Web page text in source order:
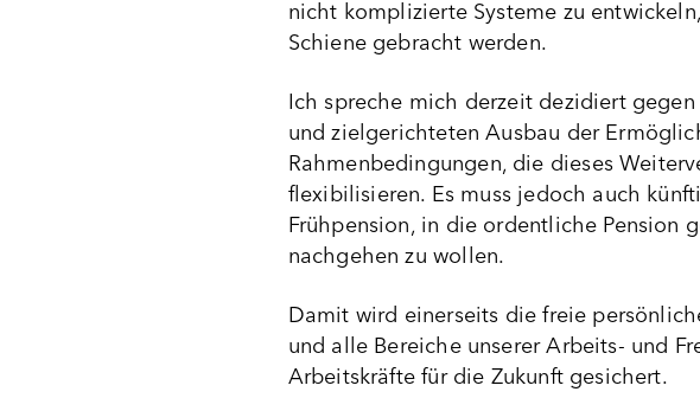
nicht komplizierte Systeme zu
Schiene gebracht werden.
Ich spreche mich derzeit dezidiert
und zielgerichteten Ausbau der
Rahmenbedingungen, die dieses
flexibilisieren. Es muss jedoch auch
Frühpension, in die ordentliche
nachgehen zu wollen.
Damit wird einerseits die freie
und alle Bereiche unserer Arbeits- und
Arbeitskräfte für die Zukunft gesichert.